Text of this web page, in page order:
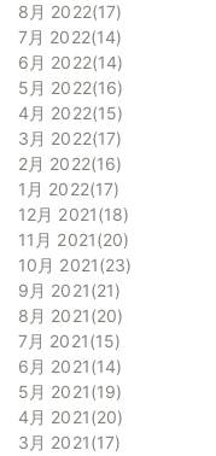
8月 2022 17
7月 2022 14
6月 2022 14
5月 2022 16
4月 2022 15
3月 2022 17
2月 2022 16
1月 2022 17
12月 2021 18
11月 2021 20
10月 2021 23
9月 2021 21
8月 2021 20
7月 2021 15
6月 2021 14
5月 2021 19
4月 2021 20
3月 2021 17